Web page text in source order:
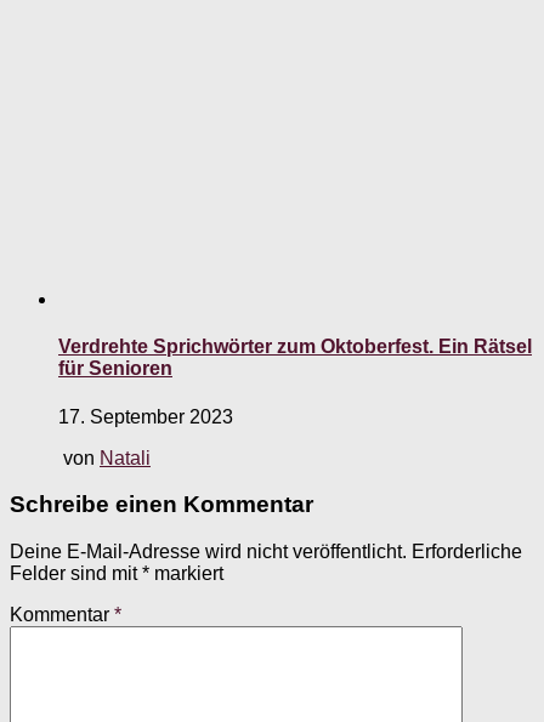
Verdrehte Sprichwörter zum Oktoberfest. Ein Rätsel
für Senioren
17. September 2023
von Natali
Schreibe einen Kommentar
Deine E-Mail-Adresse wird nicht veröffentlicht. Erforderliche
Felder sind mit* markiert
Kommentar *